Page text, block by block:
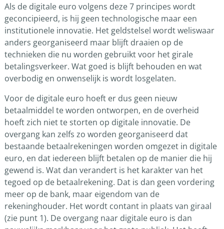
Als de digitale euro volgens deze 7 principes wordt
geconcipieerd, is hij geen technologische maar een
institutionele innovatie. Het geldstelsel wordt weliswaar
anders georganiseerd maar blijft draaien op de
technieken die nu worden gebruikt voor het girale
betalingsverkeer. Wat goed is blijft behouden en wat
overbodig en onwenselijk is wordt losgelaten.
Voor de digitale euro hoeft er dus geen nieuw
betaalmiddel te worden ontworpen, en de overheid
hoeft zich niet te storten op digitale innovatie. De
overgang kan zelfs zo worden georganiseerd dat
bestaande betaalrekeningen worden omgezet in digitale
euro, en dat iedereen blijft betalen op de manier die hij
gewend is. Wat dan verandert is het karakter van het
tegoed op de betaalrekening. Dat is dan geen vordering
meer op de bank, maar eigendom van de
rekeninghouder. Het wordt contant in plaats van giraal
(zie punt 1). De overgang naar digitale euro is dan